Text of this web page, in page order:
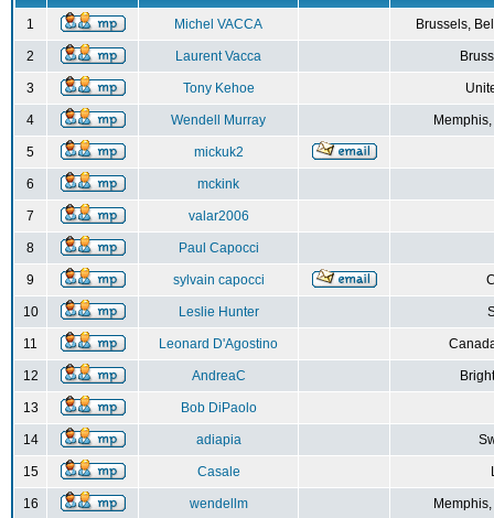
1 Michel VACCA Brussels,
2 Laurent Vacca
3 Tony Kehoe
4 Wendell Murray
5 mickuk2
6 mckink
7 valar2006
8 Paul Capocci
9 sylvain capocci
10 Leslie Hunter
11 Leonard D'Agostino
12 AndreaC
13 Bob DiPaolo
14 adiapia
15 Casale
16 wendellm